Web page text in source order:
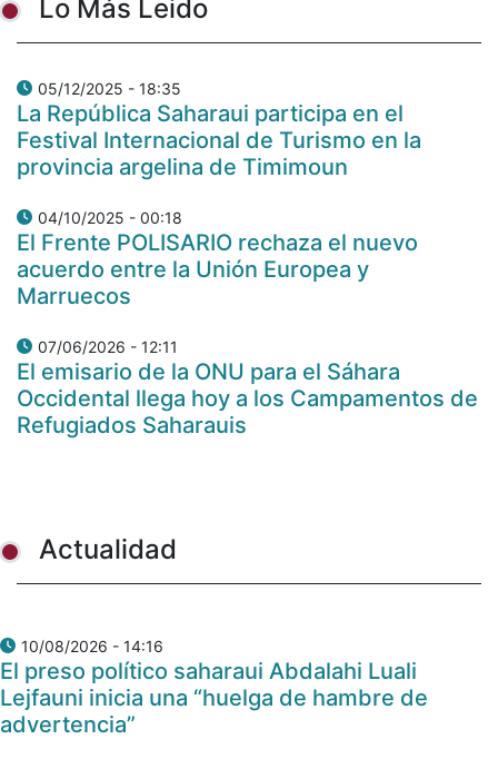
Lo Más Leido
05/12/2025 - 18:35
La República Saharaui participa en el
Festival Internacional de Turismo en la
provincia argelina de Timimoun
04/10/2025 - 00:18
El Frente POLISARIO rechaza el nuevo
acuerdo entre la Unión Europea y
Marruecos
07/06/2026 - 12:11
El emisario de la ONU para el Sáhara
Occidental llega hoy a los Campamentos de
Refugiados Saharauis
Actualidad
10/08/2026 - 14:16
El preso político saharaui Abdalahi Luali
Lejfauni inicia una “huelga de hambre de
advertencia”